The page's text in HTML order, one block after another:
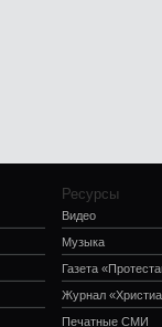
Ресурсы
Видео
Музыка
Газета
Журнал
Печатные СМИ